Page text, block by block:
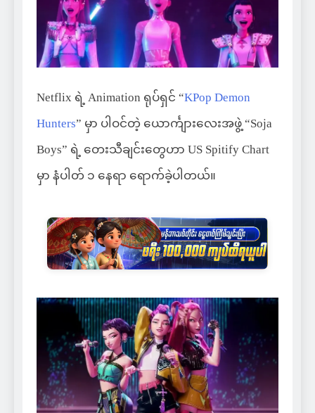
Netflix ရဲ့ Animation ရုပ်ရှင် “KPop Demon
Hunters” မှာ ပါဝင်တဲ့ ယောင်္ကျားလေးအဖွဲ့ “Soja
Boys” ရဲ့ တေးသီချင်းတွေဟာ US Spitify Chart
မှာ နံပါတ် ၁ နေရာ ရောက်ခဲ့ပါတယ်။